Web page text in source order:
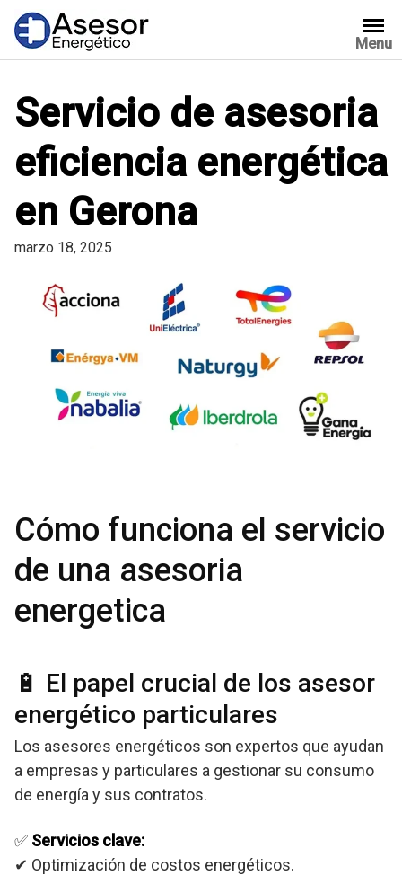
Saltar
contenido
Menu
Servicio de asesoria
eficiencia energética
en Gerona
marzo 18, 2025
Cómo funciona el servicio
de una asesoria
energetica
🔋 El papel crucial de los asesor
energético particulares
Los asesores energéticos son expertos que ayudan
a empresas y particulares a gestionar su consumo
de energía y sus contratos.
✅ Servicios clave:
✔ Optimización de costos energéticos.